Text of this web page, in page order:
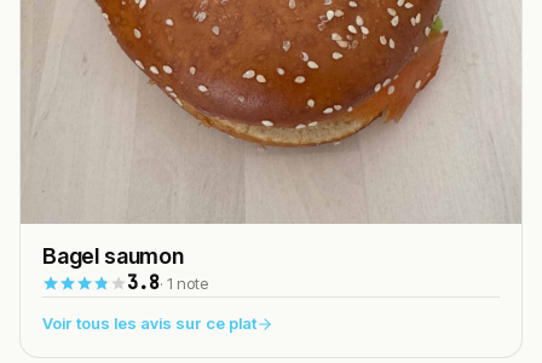
Bagel saumon
3.8· 1 note
Voir tous les avis sur ce plat